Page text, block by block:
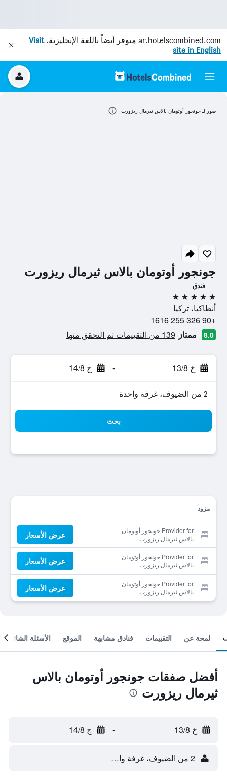
ar.hotelscombined.com متوفر أيضاً باللغة الإنجليزية.Visit
site in English
جونجور أوتومان بالاس ثيرمال ريزورت
فندق
5 نجوم
أنطاكيا، تركيا
+90 326 255 1616
8.0 ممتاز 139 من التقييمات تم التحقق منها
خ 13/8 - ج 14/8
2 من الضيوف، غرفة واحدة
بحث
مزود
Provider for جونجور أوتومان
بالاس ثيرمال ريزورت
عرض الأسعار
Provider for جونجور أوتومان
بالاس ثيرمال ريزورت
عرض الأسعار
Provider for جونجور أوتومان
بالاس ثيرمال ريزورت
عرض الأسعار
صور لـ جونجور أوتومان بالاس ثيرمال ريزورت
لمحة عن التقييمات فنادق مشابهة الموقع الأسئلة الشائعة
أفضل صفقات جونجور أوتومان بالاس
ثيرمال ريزورت
خ 13/8 - ج 14/8
2 من الضيوف، غرفة واحدة